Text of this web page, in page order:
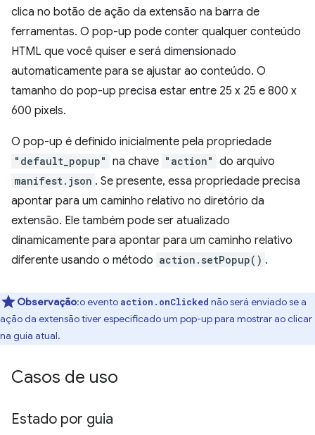
clica no botão de ação da extensão na barra de
ferramentas. O pop-up pode conter qualquer conteúdo
HTML que você quiser e será dimensionado
automaticamente para se ajustar ao conteúdo. O
tamanho do pop-up precisa estar entre 25 x 25 e 800 x
600 pixels.
O pop-up é definido inicialmente pela propriedade
"default_popup" na chave "action" do arquivo
manifest.json . Se presente, essa propriedade precisa
apontar para um caminho relativo no diretório da
extensão. Ele também pode ser atualizado
dinamicamente para apontar para um caminho relativo
diferente usando o método action.setPopup() .
Observação:o evento action.onClicked não será enviado se a
ação da extensão tiver especificado um pop-up para mostrar ao clicar
na guia atual.
Casos de uso
Estado por guia